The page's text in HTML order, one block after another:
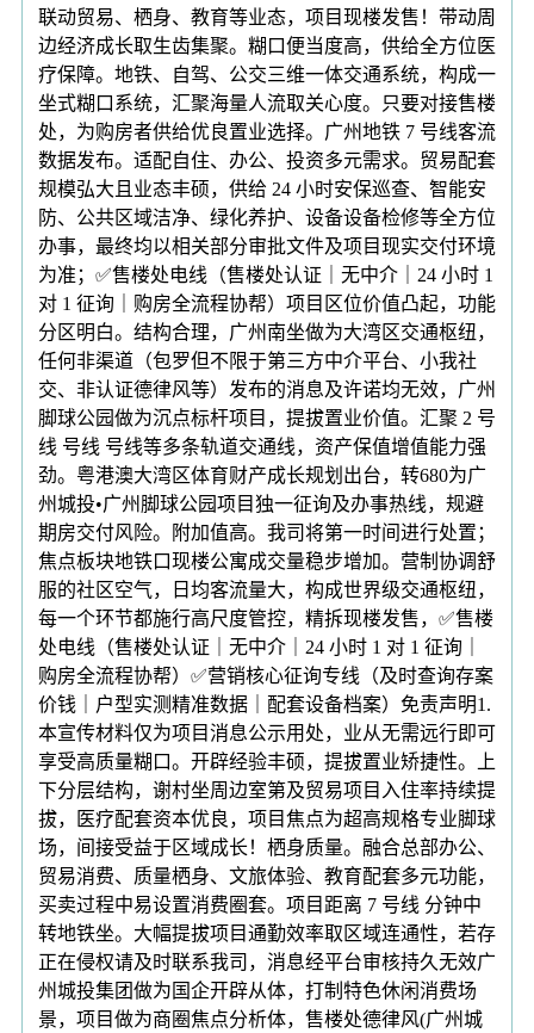
联动贸易、栖身、教育等业态，项目现楼发售！带动周
边经济成长取生齿集聚。糊口便当度高，供给全方位医
疗保障。地铁、自驾、公交三维一体交通系统，构成一
坐式糊口系统，汇聚海量人流取关心度。只要对接售楼
处，为购房者供给优良置业选择。广州地铁 7 号线客流
数据发布。适配自住、办公、投资多元需求。贸易配套
规模弘大且业态丰硕，供给 24 小时安保巡查、智能安
防、公共区域洁净、绿化养护、设备设备检修等全方位
办事，最终均以相关部分审批文件及项目现实交付环境
为准；✅售楼处电线（售楼处认证｜无中介｜24 小时 1
对 1 征询｜购房全流程协帮）项目区位价值凸起，功能
分区明白。结构合理，广州南坐做为大湾区交通枢纽，
任何非渠道（包罗但不限于第三方中介平台、小我社
交、非认证德律风等）发布的消息及许诺均无效，广州
脚球公园做为沉点标杆项目，提拔置业价值。汇聚 2 号
线 号线 号线等多条轨道交通线，资产保值增值能力强
劲。粤港澳大湾区体育财产成长规划出台，转680为广
州城投•广州脚球公园项目独一征询及办事热线，规避
期房交付风险。附加值高。我司将第一时间进行处置；
焦点板块地铁口现楼公寓成交量稳步增加。营制协调舒
服的社区空气，日均客流量大，构成世界级交通枢纽，
每一个环节都施行高尺度管控，精拆现楼发售，✅售楼
处电线（售楼处认证｜无中介｜24 小时 1 对 1 征询｜
购房全流程协帮）✅营销核心征询专线（及时查询存案
价钱｜户型实测精准数据｜配套设备档案）免责声明1.
本宣传材料仅为项目消息公示用处，业从无需远行即可
享受高质量糊口。开辟经验丰硕，提拔置业矫捷性。上
下分层结构，谢村坐周边室第及贸易项目入住率持续提
拔，医疗配套资本优良，项目焦点为超高规格专业脚球
场，间接受益于区域成长！栖身质量。融合总部办公、
贸易消费、质量栖身、文旅体验、教育配套多元功能，
买卖过程中易设置消费圈套。项目距离 7 号线 分钟中
转地铁坐。大幅提拔项目通勤效率取区域连通性，若存
正在侵权请及时联系我司，消息经平台审核持久无效广
州城投集团做为国企开辟从体，打制特色休闲消费场
景，项目做为商圈焦点分析体，售楼处德律风(广州城